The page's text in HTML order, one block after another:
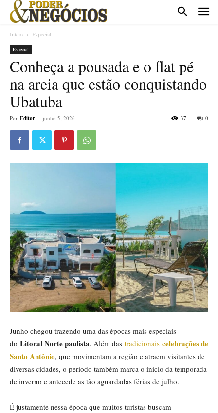
Início Especial
Especial
Conheça a pousada e o flat pé
na areia que estão conquistando
Ubatuba
Por Editor - junho 5, 2026 0
37
Junho chegou trazendo uma das épocas mais especiais
do Litoral Norte paulista. Além das tradicionais celebrações de
Santo Antônio, que movimentam a região e atraem visitantes de
diversas cidades, o período também marca o início da temporada
de inverno e antecede as tão aguardadas férias de julho.
É justamente nessa época que muitos turistas buscam